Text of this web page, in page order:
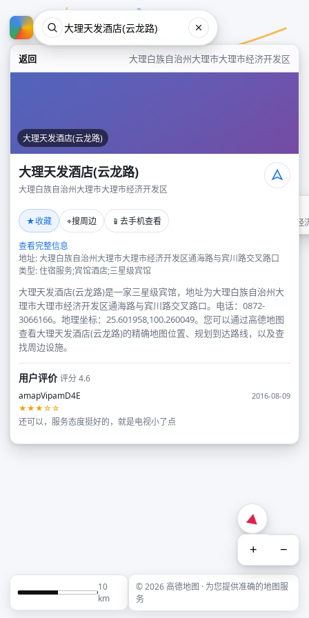
返回 大理白族自治州大理市大理市经济开发区
大理天发酒店(云龙路)
大理天发酒店(云龙路)
大理白族自治州大理市大理市经济开发区
★收藏 ⌖搜周边 📱 去手机查看
查看完整信息
地址: 大理白族自治州大理市大理市经济开发区通海路与宾川路交叉路口
类型: 住宿服务;宾馆酒店;三星级宾馆
大理天发酒店(云龙路)是一家三星级宾馆，地址为大理白族自治州大
理市大理市经济开发区通海路与宾川路交叉路口。电话：0872-
3066166。地理坐标：25.601958,100.260049。您可以通过高德地图
查看大理天发酒店(云龙路)的精确地图位置、规划到达路线，以及查
找周边设施。
用户评价评分 4.6
amapVipamD4E
2016-08-09
★★★☆☆
还可以，服务态度挺好的，就是电视小了点
大理白族自治州大理市大理市经
+ −
10
km
© 2026 高德地图 · 为您提供准确的地图服
务